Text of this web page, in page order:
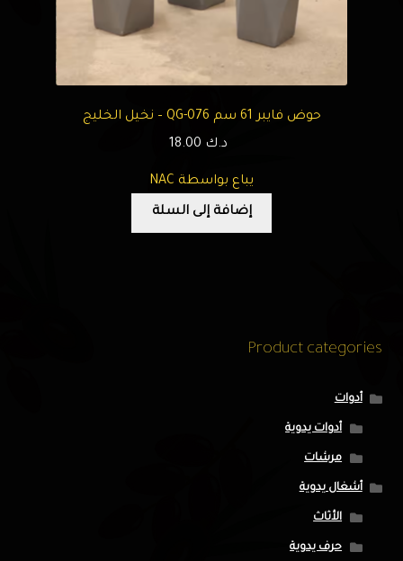
حوض فايبر 61 سم QG-076 – نخيل الخليج
د.ك
يباع بواسطة NAC
إضافة إلى السلة
Product categories
أدوات
أدوات يدوية
مرشات
أشغال يدوية
الأثاث
حرف يدوية